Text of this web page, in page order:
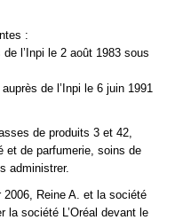
:
l’Inpi le 2 août 1983 sous
de l’Inpi le 6 juin 1991
de produits 3 et 42,
et de parfumerie, soins de
administrer.
2006, Reine A. et la société
la société L’Oréal devant le